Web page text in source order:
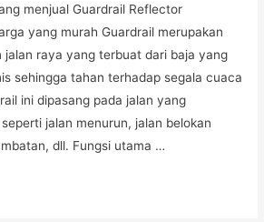
menjual Guardrail Reflector
yang murah Guardrail merupakan
jalan raya yang terbuat dari baja yang
sehingga tahan terhadap segala cuaca
ini dipasang pada jalan yang
jalan menurun, jalan belokan
dll. Fungsi utama …